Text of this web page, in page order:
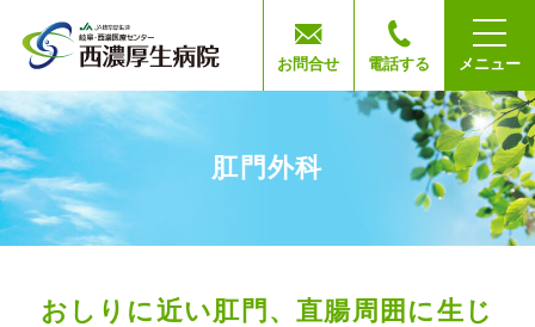
肛門外科
おしりに近い肛門、直腸周囲に生じ
お問合せ 電話する メニュー